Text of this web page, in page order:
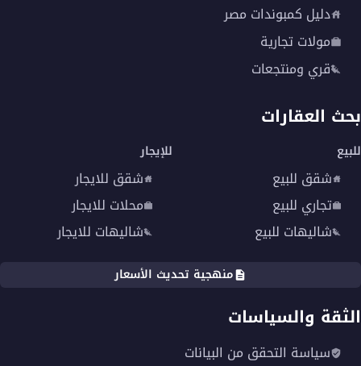
دليل كمبوندات مصر
مولات تجارية
قري ومنتجعات
بحث العقارات
للبيع
شقق للبيع
تجاري للبيع
شاليهات للبيع
للإيجار
شقق للايجار
محلات للايجار
شاليهات للايجار
منهجية تحديث الأسعار
الثقة والسياسات
سياسة التحقق من البيانات